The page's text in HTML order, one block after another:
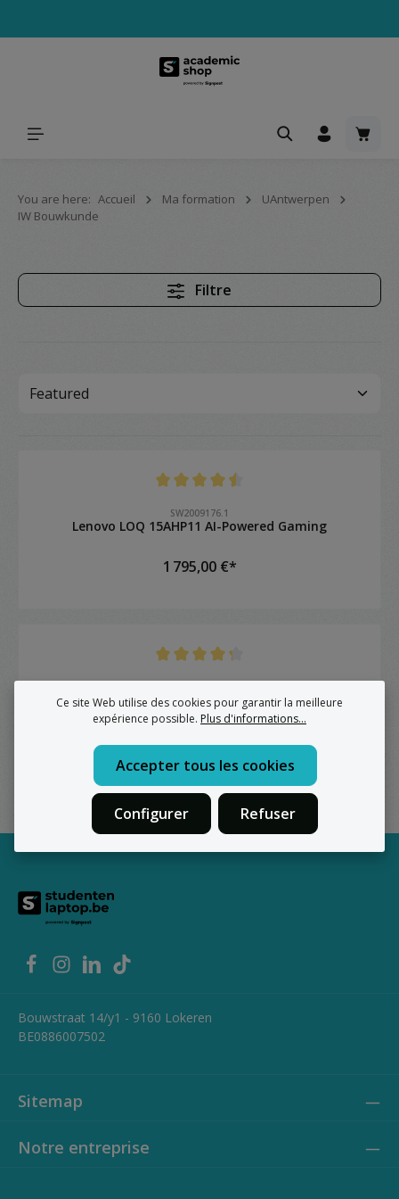
Le
You are here: Accueil Ma formation
UAntwerpen
IW Bouwkunde
Filtre
SW2009176.1
Lenovo LOQ 15AHP11 AI-Powered Gaming
1 795,00 €*
Lenovo ThinkBook 16 G7
999,00 €*
Bouwstraat 14/y1 - 9160 Lokeren
BE0886007502
Sitemap
Notre entreprise
Ce site Web utilise des cookies pour garantir la meilleure
expérience possible. Plus d'informations...
Refuser
Configurer
Accepter tous les cookies